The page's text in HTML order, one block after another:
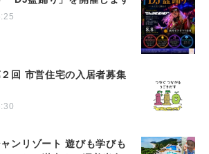
回 市営住宅の入居者募集
ンリゾート 遊びも学びも